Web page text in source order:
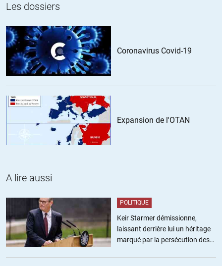
Les dossiers
Coronavirus Covid-19
Expansion de l'OTAN
A lire aussi
POLITIQUE
Keir Starmer démissionne,
laissant derrière lui un héritage
marqué par la persécution des